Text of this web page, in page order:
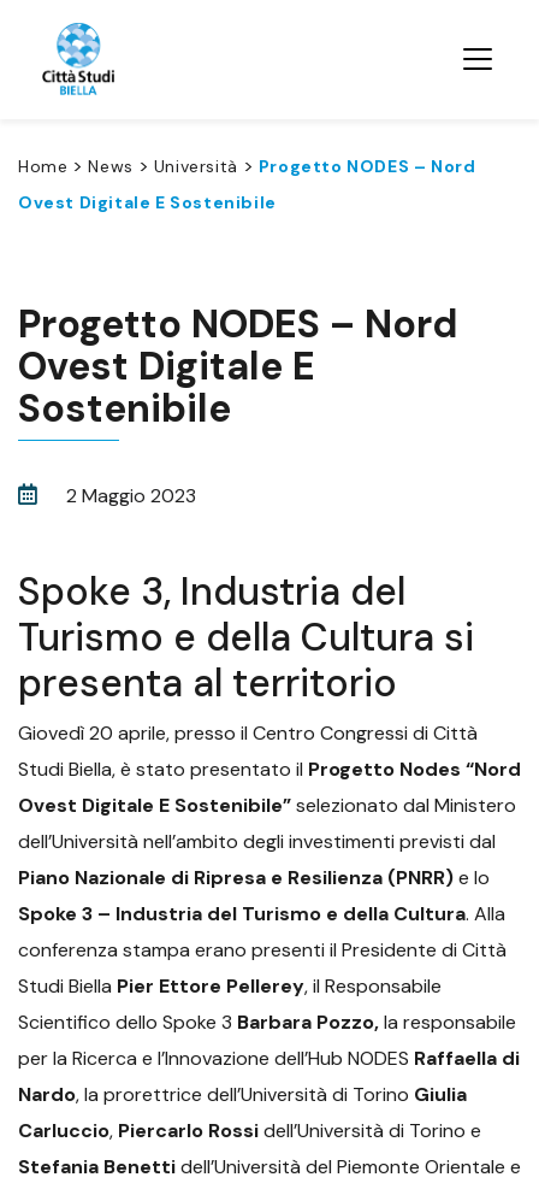
Home >News > Università > Progetto NODES – Nord
Ovest Digitale E Sostenibile
Progetto NODES – Nord
Ovest Digitale E
Sostenibile
2 Maggio 2023
Spoke 3, Industria del
Turismo e della Cultura si
presenta al territorio
Giovedì 20 aprile, presso il Centro Congressi di Città
Studi Biella, è stato presentato il Progetto Nodes “Nord
Ovest Digitale E Sostenibile”selezionato dal Ministero
dell’Università nell’ambito degli investimenti previsti dal
Piano Nazionale di Ripresa e Resilienza (PNRR)e lo
Spoke 3 – Industria del Turismo e della Cultura. Alla
conferenza stampa erano presenti il Presidente di Città
Studi Biella Pier Ettore Pellerey, il Responsabile
Scientifico dello Spoke 3 Barbara Pozzo,la responsabile
per la Ricerca e l’Innovazione dell’Hub NODES Raffaella di
Nardo, la prorettrice dell’Università di Torino Giulia
Carluccio, Piercarlo Rossidell’Università di Torino e
Stefania Benettidell’Università del Piemonte Orientale e